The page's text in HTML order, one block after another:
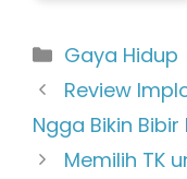
Kategori
Gaya Hidup
Review
Ngga Bikin Bibir
Memilih TK